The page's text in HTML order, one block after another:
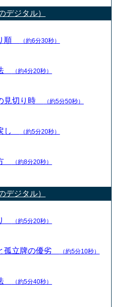
デジタル）
順 （約6分30秒）
（約4分20秒）
見切り時 （約5分50秒）
し （約5分20秒）
（約8分20秒）
デジタル）
（約5分20秒）
孤立牌の優劣 （約5分10秒）
（約5分40秒）